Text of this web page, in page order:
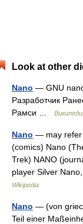
Look at other
Nano — GNU
Разработчик
Рамси …
Nano — may refer
(comics) Nano
Trek) NANO
player Silver
Wikipedia
Nano — (von
Teil einer